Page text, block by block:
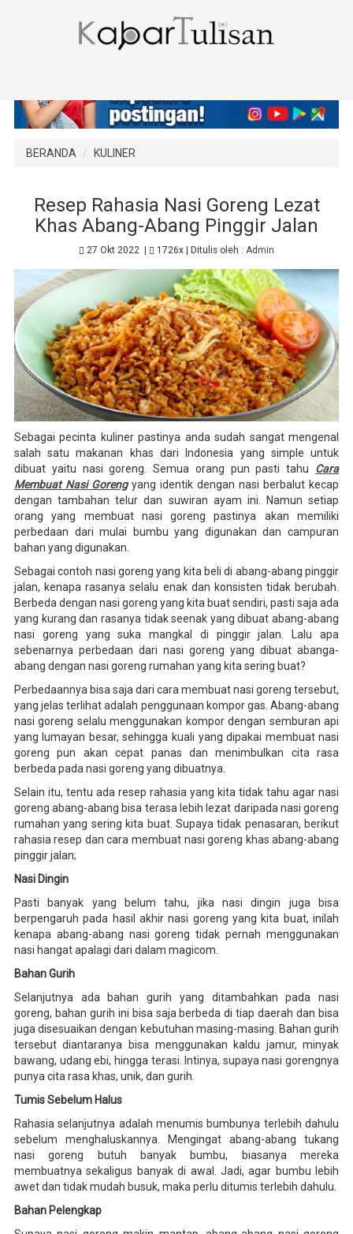
BERANDA KULINER
Resep Rahasia Nasi Goreng Lezat
Khas Abang-Abang Pinggir Jalan
27 Okt 2022| 1726x| Ditulis oleh : Admin
Sebagai pecinta kuliner pastinya anda sudah sangat mengenal
salah satu makanan khas dari Indonesia yang simple untuk
dibuat yaitu nasi goreng. Semua orang pun pasti tahu Cara
Membuat Nasi Gorengyang identik dengan nasi berbalut kecap
dengan tambahan telur dan suwiran ayam ini. Namun setiap
orang yang membuat nasi goreng pastinya akan memiliki
perbedaan dari mulai bumbu yang digunakan dan campuran
bahan yang digunakan.
Sebagai contoh nasi goreng yang kita beli di abang-abang pinggir
jalan, kenapa rasanya selalu enak dan konsisten tidak berubah.
Berbeda dengan nasi goreng yang kita buat sendiri, pasti saja ada
yang kurang dan rasanya tidak seenak yang dibuat abang-abang
nasi goreng yang suka mangkal di pinggir jalan. Lalu apa
sebenarnya perbedaan dari nasi goreng yang dibuat abanga-
abang dengan nasi goreng rumahan yang kita sering buat?
Perbedaannya bisa saja dari cara membuat nasi goreng tersebut,
yang jelas terlihat adalah penggunaan kompor gas. Abang-abang
nasi goreng selalu menggunakan kompor dengan semburan api
yang lumayan besar, sehingga kuali yang dipakai membuat nasi
goreng pun akan cepat panas dan menimbulkan cita rasa
berbeda pada nasi goreng yang dibuatnya.
Selain itu, tentu ada resep rahasia yang kita tidak tahu agar nasi
goreng abang-abang bisa terasa lebih lezat daripada nasi goreng
rumahan yang sering kita buat. Supaya tidak penasaran, berikut
rahasia resep dan cara membuat nasi goreng khas abang-abang
pinggir jalan;
Nasi Dingin
Pasti banyak yang belum tahu, jika nasi dingin juga bisa
berpengaruh pada hasil akhir nasi goreng yang kita buat, inilah
kenapa abang-abang nasi goreng tidak pernah menggunakan
nasi hangat apalagi dari dalam magicom.
Bahan Gurih
Selanjutnya ada bahan gurih yang ditambahkan pada nasi
goreng, bahan gurih ini bisa saja berbeda di tiap daerah dan bisa
juga disesuaikan dengan kebutuhan masing-masing. Bahan gurih
tersebut diantaranya bisa menggunakan kaldu jamur, minyak
bawang, udang ebi, hingga terasi. Intinya, supaya nasi gorengnya
punya cita rasa khas, unik, dan gurih.
Tumis Sebelum Halus
Rahasia selanjutnya adalah menumis bumbunya terlebih dahulu
sebelum menghaluskannya. Mengingat abang-abang tukang
nasi goreng butuh banyak bumbu, biasanya mereka
membuatnya sekaligus banyak di awal. Jadi, agar bumbu lebih
awet dan tidak mudah busuk, maka perlu ditumis terlebih dahulu.
Bahan Pelengkap